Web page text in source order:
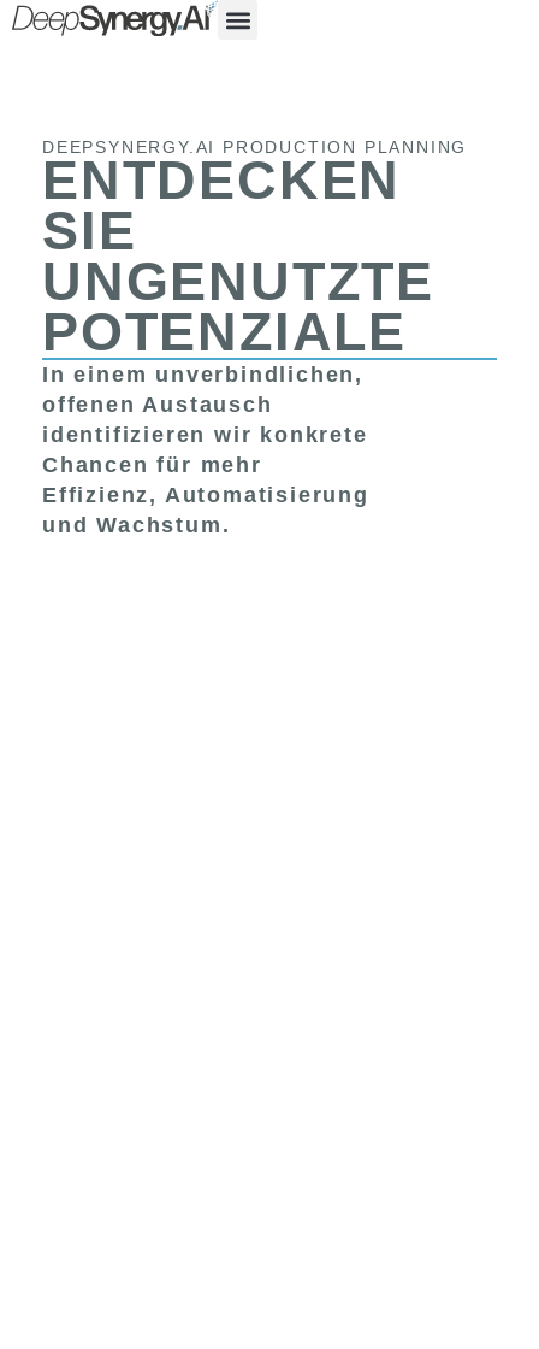
DEEPSYNERGY.AI PRODUCTION PLANNING
ENTDECKEN
SIE
UNGENUTZTE
POTENZIALE
In einem unverbindlichen,
offenen Austausch
identifizieren wir konkrete
Chancen für mehr
Effizienz, Automatisierung
und Wachstum.